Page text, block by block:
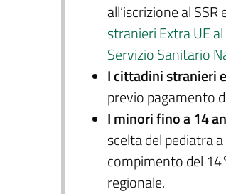
all’iscrizione al
stranieri Extra UE
Servizio Sanitario
I cittadini stranieri
previo pagamento
I minori fino a 14
scelta del pediatra
compimento del
regionale.